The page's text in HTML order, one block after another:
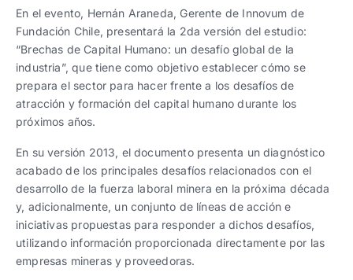
En el evento, Hernán Araneda, Gerente de Innovum de
Fundación Chile, presentará la 2da versión del estudio:
“Brechas de Capital Humano: un desafío global de la
industria”, que tiene como objetivo establecer cómo se
prepara el sector para hacer frente a los desafíos de
atracción y formación del capital humano durante los
próximos años.
En su versión 2013, el documento presenta un diagnóstico
acabado de los principales desafíos relacionados con el
desarrollo de la fuerza laboral minera en la próxima década
y, adicionalmente, un conjunto de líneas de acción e
iniciativas propuestas para responder a dichos desafíos,
utilizando información proporcionada directamente por las
empresas mineras y proveedoras.